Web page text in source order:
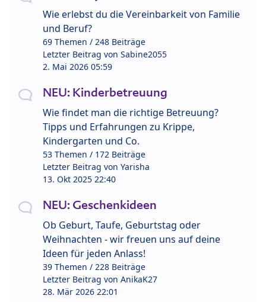
Wie erlebst du die Vereinbarkeit von Familie
und Beruf?
69 Themen / 248 Beiträge
Letzter Beitrag von Sabine2055
2. Mai 2026 05:59
NEU: Kinderbetreuung
Wie findet man die richtige Betreuung?
Tipps und Erfahrungen zu Krippe,
Kindergarten und Co.
53 Themen / 172 Beiträge
Letzter Beitrag von Yarisha
13. Okt 2025 22:40
NEU: Geschenkideen
Ob Geburt, Taufe, Geburtstag oder
Weihnachten - wir freuen uns auf deine
Ideen für jeden Anlass!
39 Themen / 228 Beiträge
Letzter Beitrag von AnikaK27
28. Mär 2026 22:01